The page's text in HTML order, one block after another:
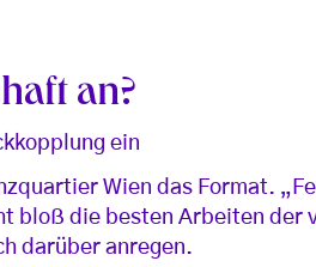
an?
ein
Wien das Format.
bloß die besten Arbeiten der
darüber anregen.